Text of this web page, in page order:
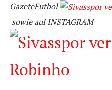
GazeteFutbol
sowieaufINSTAGRAM